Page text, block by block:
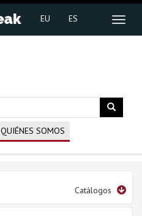
EU ES
QUIÉNES SOMOS
Catálogos